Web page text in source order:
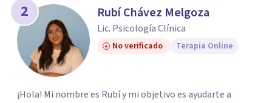
2 Rubí Chávez Melgoza
Lic. Psicología Clínica
No verificado Terapia Online
¡Hola! Mi nombre es Rubí y mi objetivo es ayudarte a